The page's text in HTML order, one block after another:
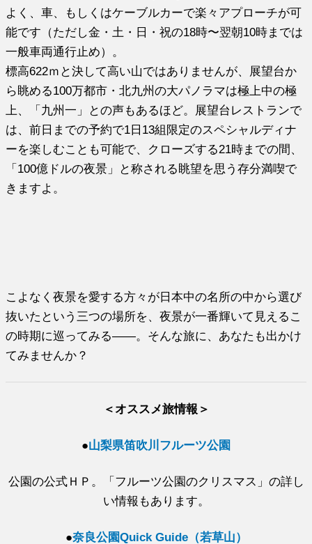
よく、車、もしくはケーブルカーで楽々アプローチが可
能です（ただし金・土・日・祝の18時〜翌朝10時までは
一般車両通行止め）。
標高622ｍと決して高い山ではありませんが、展望台か
ら眺める100万都市・北九州の大パノラマは極上中の極
上、「九州一」との声もあるほど。展望台レストランで
は、前日までの予約で1日13組限定のスペシャルディナ
ーを楽しむことも可能で、クローズする21時までの間、
「100億ドルの夜景」と称される眺望を思う存分満喫で
きますよ。
こよなく夜景を愛する方々が日本中の名所の中から選び
抜いたという三つの場所を、夜景が一番輝いて見えるこ
の時期に巡ってみる――。そんな旅に、あなたも出かけ
てみませんか？
＜オススメ旅情報＞
●山梨県笛吹川フルーツ公園
公園の公式ＨＰ。
「フルーツ公園のクリスマス」の詳し
い情報もあります。
●奈良公園Quick Guide（若草山）